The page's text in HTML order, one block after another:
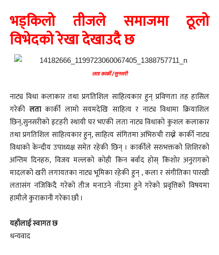
भड्किलो तीजले समाजमा ठूलो
विभेदको रेखा देखाउदै छ
लता कार्की /सुनसरी
नाट्य विधा कलाकार तथा प्रगतिशिल साहित्यकार हुन् प्रविणता तह हासिल
गरेकी लताकार्की लामो सयमदेखि साहित्य र नाट्य विधामा क्रियाशिल
छिन्,सुनसरीको इटहरी स्थायी घर भएकी लता नाट्य विधाको कुशल कलाकार
तथा प्रगतिशिल साहित्यकार हुन्, साहित्य संगितमा अभिरुची राख्ने कार्की नाट्य
विधाको केन्दीय उपाध्यक्ष समेत रहेकी छिन् । कार्कीले सरुभक्तको शिशिरको
अन्तिम दिनहरु, विजय मल्लको कोही किन बर्वाद होस् किशोर अनुरागको
मादलको खरी लगायतका नाट्य भूमिका रहेकी हुन् , कला र संगीतिका पारखी
लतासंग नजिकिदै गरेको तीज मनाउने नाँउमा हुने गरेको प्रवृत्तिको विषयमा
हामीले कुराकानी गरेका छौ ।
यहाँलाई स्वागत छ
धन्यवाद